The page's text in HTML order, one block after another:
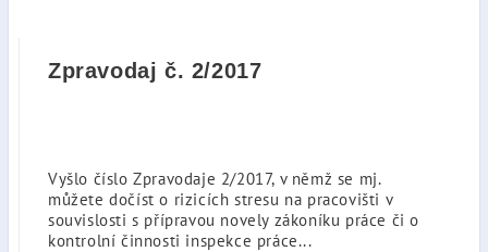
Zpravodaj č. 2/2017
Vyšlo číslo Zpravodaje 2/2017, v němž se mj.
můžete dočíst o rizicích stresu na pracovišti v
souvislosti s přípravou novely zákoníku práce či o
kontrolní činnosti inspekce práce...